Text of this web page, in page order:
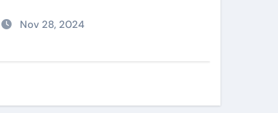
Nov 28, 2024